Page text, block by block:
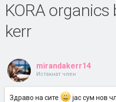
KORA organics
kerr
mirandakerr14
Истакнат член
Здраво на сите јас сум нов